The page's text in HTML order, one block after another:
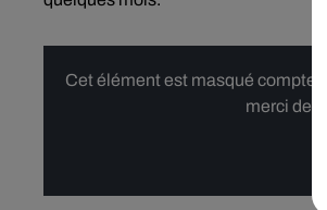
Cet élément est masqué compte-
merci de